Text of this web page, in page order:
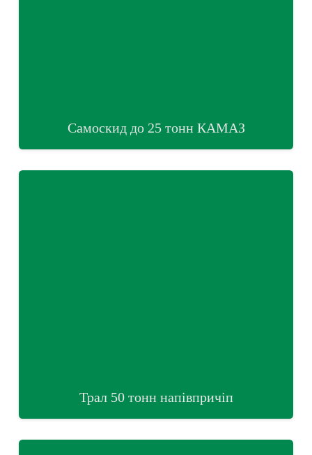
Самоскид до 25 тонн КАМАЗ
Трал 50 тонн напівпричіп